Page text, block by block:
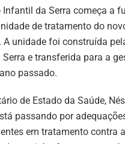
Infantil da Serra começa a
de tratamento do
A unidade foi construída
e transferida para a
passado.
de Estado da Saúde,
passando por
em tratamento contra